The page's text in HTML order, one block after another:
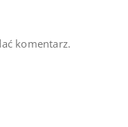
komentarz.